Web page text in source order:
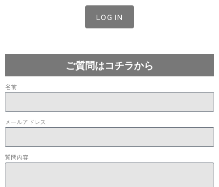
LOG IN
ご質問はコチラから
名前
メールアドレス
質問内容